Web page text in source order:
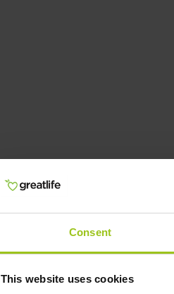
Consent
This website uses cookies